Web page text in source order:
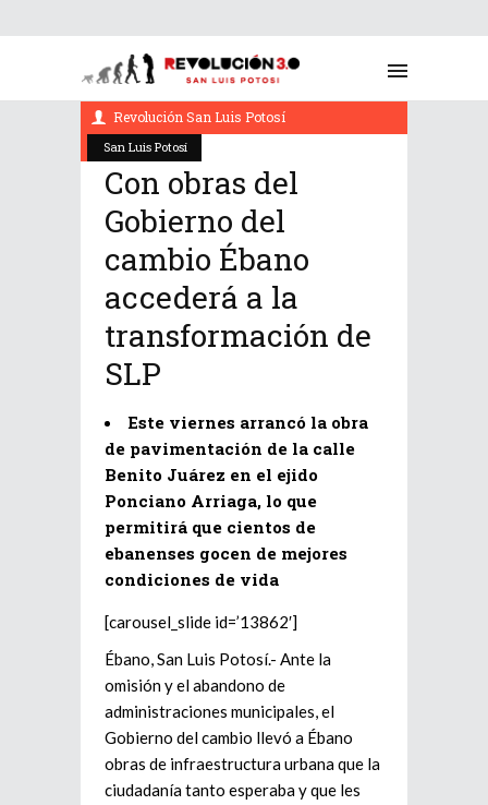
San Luis Potosí
noviembre 5, 2022
Revolución San Luis Potosí
Con obras del
Gobierno del
cambio Ébano
accederá a la
transformación de
SLP
Este viernes arrancó la obra
de pavimentación de la calle
Benito Juárez en el ejido
Ponciano Arriaga, lo que
permitirá que cientos de
ebanenses gocen de mejores
condiciones de vida
[carousel_slide id=’13862′]
Ébano, San Luis Potosí.- Ante la
omisión y el abandono de
administraciones municipales, el
Gobierno del cambio llevó a Ébano
obras de infraestructura urbana que la
ciudadanía tanto esperaba y que les